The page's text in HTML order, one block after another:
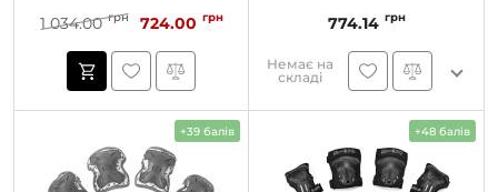
1 034.00 грн 724.00 грн 774.14 грн
Немає на
складі
+39 балів +48 балів